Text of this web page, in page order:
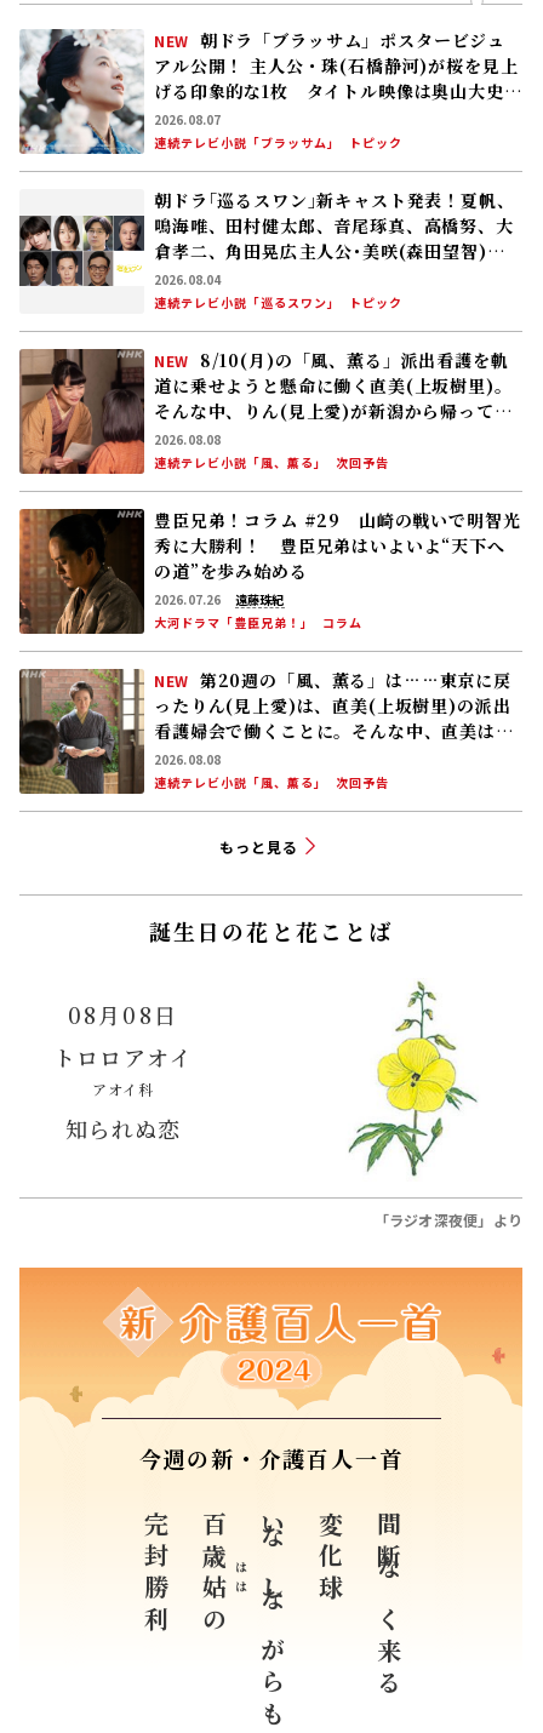
NEW 朝ドラ「ブラッサム」ポスタービジュ
アル公開！ 主人公・珠(石橋静河)が桜を見上
げる印象的な1枚 タイトル映像は奥山大史監
督、語りは三條雅幸アナ 2026年度後期放
送
2026.08.07
連続テレビ小説「ブラッサム」
トピック
朝ドラ｢巡るスワン｣新キャスト発表！夏帆、
鳴海唯、田村健太郎、音尾琢真、高橋努、大
倉孝二、角田晃広――主人公･美咲(森田望智)が
交流する警察署の人々 2027年度前期放送
2026.08.04
連続テレビ小説「巡るスワン」
トピック
NEW
8/10(月)の「風、薫る」派出看護を軌
道に乗せようと懸命に働く直美(上坂樹里)。
そんな中、りん(見上愛)が新潟から帰ってく
る
2026.08.08
連続テレビ小説「風、薫る」
次回予告
豊臣兄弟！コラム #29 山崎の戦いで明智光
秀に大勝利！ 豊臣兄弟はいよいよ“天下へ
の道”を歩み始める
2026.07.26
遠藤珠紀
大河ドラマ「豊臣兄弟！」
コラム
NEW 第20週の「風、薫る」は……東京に戻
ったりん(見上愛)は、直美(上坂樹里)の派出
看護婦会で働くことに。そんな中、直美は自
分の理想とした無償の看護を始める
2026.08.08
連続テレビ小説「風、薫る」
次回予告
もっと見る
誕生日の花と花ことば
08月08日
トロロアオイ
アオイ科
知られぬ恋
「ラジオ深夜便」より
今週の新・介護百人一首
間断なく来る
変化球
いなしながらも
百歳
姑 はは
の
完封勝利